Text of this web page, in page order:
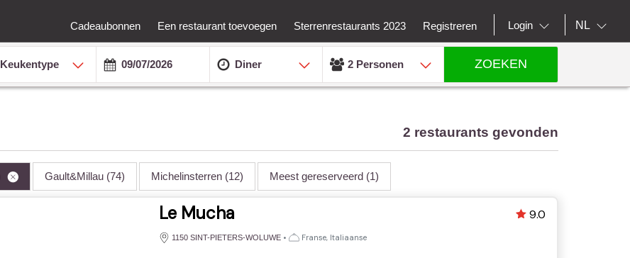
Cadeaubonnen Een restaurant toevoegen Sterrenrestaurants 2023 Registreren Login NL
Keukentype Diner 2 Personen ZOEKEN
2 restaurants gevonden
Gault&Millau (74) Michelinsterren (12) Meest gereserveerd (1)
Le Mucha
1150 SINT-PIETERS-WOLUWE • Franse, Italiaanse
9.0